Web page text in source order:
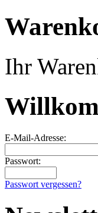
Ihr
E-Mail-Adresse:
Passwort:
Passwort vergessen?